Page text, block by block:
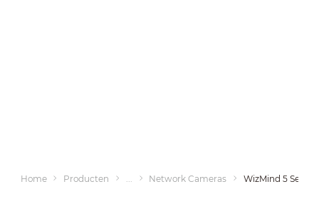
Home Producten Network Cameras WizMind 5 Series